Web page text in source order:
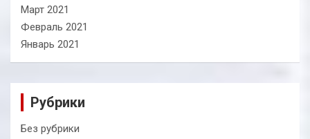
Март 2021
Февраль 2021
Январь 2021
Рубрики
Без рубрики